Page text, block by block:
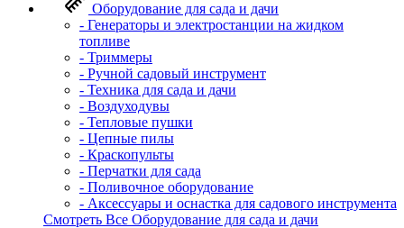
Оборудование для сада и дачи
- Генераторы и электростанции на жидком
топливе
- Триммеры
- Ручной садовый инструмент
- Техника для сада и дачи
- Воздуходувы
- Тепловые пушки
- Цепные пилы
- Краскопульты
- Перчатки для сада
- Поливочное оборудование
- Аксессуары и оснастка для садового инструмента
Смотреть Все Оборудование для сада и дачи